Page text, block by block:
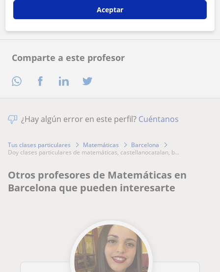
Comparte a este profesor
Contactar ahora
¿Hay algún error en este perfil? Cuéntanos
Tus clases particulares Matemáticas
Barcelona
doy clases particulares de matemáticas, castellanocatalan, b...
Otros profesores de Matemáticas en
Barcelona que pueden interesarte
Aceptar